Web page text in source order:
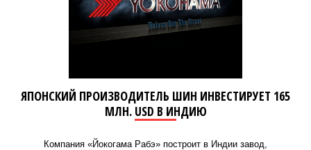
ЯПОНСКИЙ ПРОИЗВОДИТЕЛЬ ШИН ИНВЕСТИРУЕТ 165
МЛН. USD В ИНДИЮ
Компания «Йокогама Рабэ» построит в Индии завод,